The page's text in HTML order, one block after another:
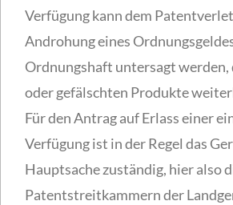
Verfügung kann dem
Androhung eines
Ordnungshaft untersagt werden,
oder gefälschten Produkte
Für den Antrag auf Erlass einer
Verfügung ist in der Regel das
Hauptsache zuständig, hier also
Patentstreitkammern der